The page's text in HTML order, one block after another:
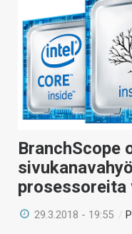
BranchScope
prosessoreita
29.3.2018 - 19:55 /